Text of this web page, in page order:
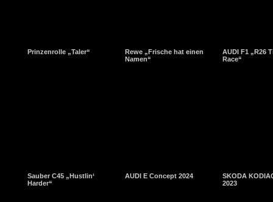
Prinzenrolle „Taler“
Rewe „Frische hat einen
Namen“
AUDI F1 „R26
Race“
Sauber C45 „Hustlin‘
Harder“
AUDI E Concept 2024
SKODA
2023